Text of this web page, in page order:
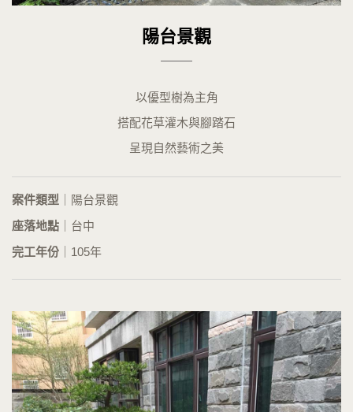
陽台景觀
以優型樹為主角
搭配花草灌木與腳踏石
呈現自然藝術之美
案件類型 ｜陽台景觀
座落地點 ｜台中
完工年份 ｜105年